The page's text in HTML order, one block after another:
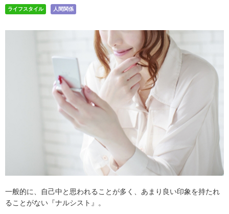
ライフスタイル 人間関係
一般的に、自己中と思われることが多く、あまり良い印象を持たれ
ることがない『ナルシスト』。